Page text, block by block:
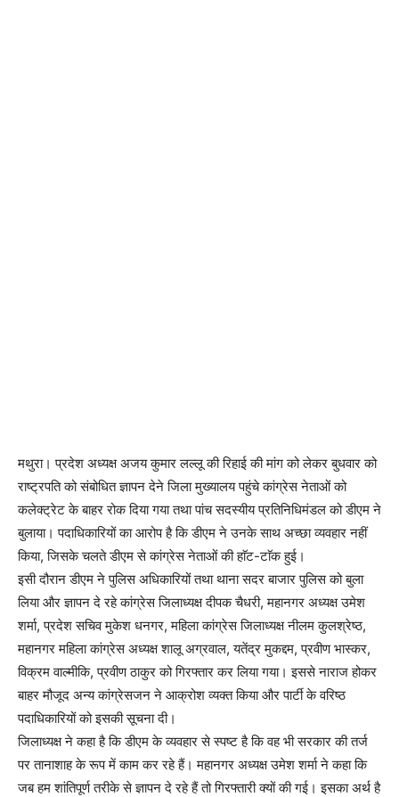
मथुरा। प्रदेश अध्यक्ष अजय कुमार लल्लू की रिहाई की मांग को लेकर बुधवार को
राष्ट्रपति को संबोधित ज्ञापन देने जिला मुख्यालय पहुंचे कांग्रेस नेताओं को
कलेक्ट्रेट के बाहर रोक दिया गया तथा पांच सदस्यीय प्रतिनिधिमंडल को डीएम ने
बुलाया। पदाधिकारियों का आरोप है कि डीएम ने उनके साथ अच्छा व्यवहार नहीं
किया, जिसके चलते डीएम से कांग्रेस नेताओं की हाॅट-टाॅक हुई।
इसी दौरान डीएम ने पुलिस अधिकारियों तथा थाना सदर बाजार पुलिस को बुला
लिया और ज्ञापन दे रहे कांग्रेस जिलाध्यक्ष दीपक चैधरी, महानगर अध्यक्ष उमेश
शर्मा, प्रदेश सचिव मुकेश धनगर, महिला कांग्रेस जिलाध्यक्ष नीलम कुलश्रेष्ठ,
महानगर महिला कांग्रेस अध्यक्ष शालू अग्रवाल, यतेंद्र मुकद्दम, प्रवीण भास्कर,
विक्रम वाल्मीकि, प्रवीण ठाकुर को गिरफ्तार कर लिया गया। इससे नाराज होकर
बाहर मौजूद अन्य कांग्रेसजन ने आक्रोश व्यक्त किया और पार्टी के वरिष्ठ
पदाधिकारियों को इसकी सूचना दी।
जिलाध्यक्ष ने कहा है कि डीएम के व्यवहार से स्पष्ट है कि वह भी सरकार की तर्ज
पर तानाशाह के रूप में काम कर रहे हैं। महानगर अध्यक्ष उमेश शर्मा ने कहा कि
जब हम शांतिपूर्ण तरीके से ज्ञापन दे रहे हैं तो गिरफ्तारी क्यों की गई। इसका अर्थ है